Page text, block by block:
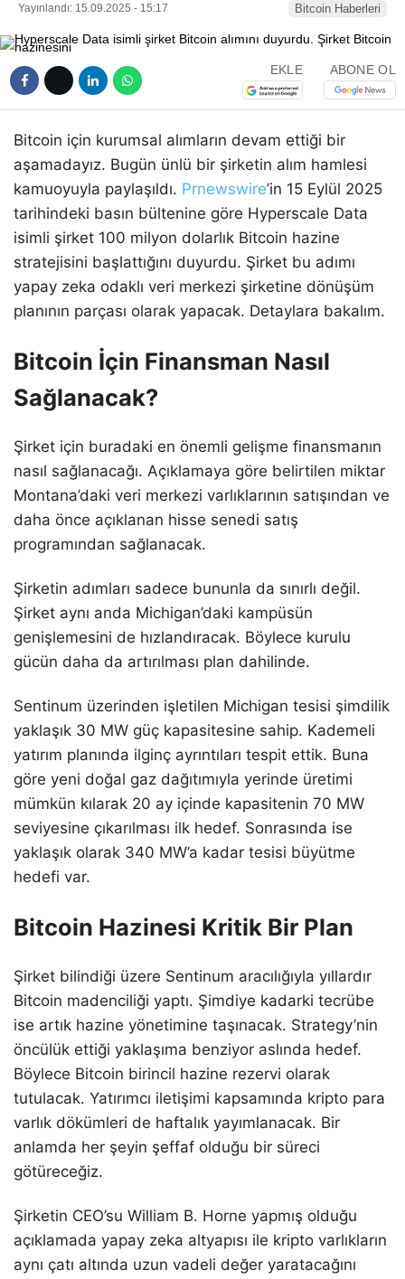
Yayınlandı: 15.09.2025 - 15:17 Bitcoin Haberleri
EKLE ABONE OL
Bitcoin için kurumsal alımların devam ettiği bir
aşamadayız. Bugün ünlü bir şirketin alım hamlesi
kamuoyuyla paylaşıldı. Prnewswire’in 15 Eylül 2025
tarihindeki basın bültenine göre Hyperscale Data
isimli şirket 100 milyon dolarlık Bitcoin hazine
stratejisini başlattığını duyurdu. Şirket bu adımı
yapay zeka odaklı veri merkezi şirketine dönüşüm
planının parçası olarak yapacak. Detaylara bakalım.
Bitcoin İçin Finansman Nasıl
Sağlanacak?
Şirket için buradaki en önemli gelişme finansmanın
nasıl sağlanacağı. Açıklamaya göre belirtilen miktar
Montana’daki veri merkezi varlıklarının satışından ve
daha önce açıklanan hisse senedi satış
programından sağlanacak.
Şirketin adımları sadece bununla da sınırlı değil.
Şirket aynı anda Michigan’daki kampüsün
genişlemesini de hızlandıracak. Böylece kurulu
gücün daha da artırılması plan dahilinde.
Sentinum üzerinden işletilen Michigan tesisi şimdilik
yaklaşık 30 MW güç kapasitesine sahip. Kademeli
yatırım planında ilginç ayrıntıları tespit ettik. Buna
göre yeni doğal gaz dağıtımıyla yerinde üretimi
mümkün kılarak 20 ay içinde kapasitenin 70 MW
seviyesine çıkarılması ilk hedef. Sonrasında ise
yaklaşık olarak 340 MW’a kadar tesisi büyütme
hedefi var.
Bitcoin Hazinesi Kritik Bir Plan
Şirket bilindiği üzere Sentinum aracılığıyla yıllardır
Bitcoin madenciliği yaptı. Şimdiye kadarki tecrübe
ise artık hazine yönetimine taşınacak. Strategy’nin
öncülük ettiği yaklaşıma benziyor aslında hedef.
Böylece Bitcoin birincil hazine rezervi olarak
tutulacak. Yatırımcı iletişimi kapsamında kripto para
varlık dökümleri de haftalık yayımlanacak. Bir
anlamda her şeyin şeffaf olduğu bir süreci
götüreceğiz.
Şirketin CEO’su William B. Horne yapmış olduğu
açıklamada yapay zeka altyapısı ile kripto varlıkların
aynı çatı altında uzun vadeli değer yaratacağını